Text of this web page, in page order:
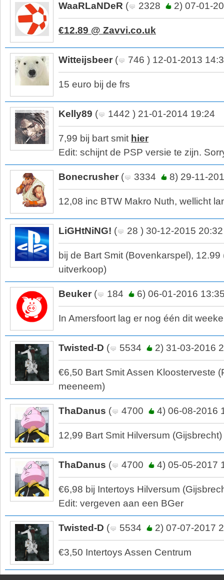
WaaRLaNDeR ( 2328 2) 07-01-
€12.89 @ Zavvi.co.uk
Witteijsbeer ( 746 ) 12-01-2013
15 euro bij de frs
Kelly89 ( 1442 ) 21-01-2014 19:24
7,99 bij bart smit hier
Edit: schijnt de PSP versie te zijn.
Bonecrusher ( 3334 8) 29-11-
12,08 inc BTW Makro Nuth, wellicht
LiGHtNiNG! ( 28 ) 30-12-2015 20:32
bij de Bart Smit (Bovenkarspel), 12.99
uitverkoop)
Beuker ( 184 6) 06-01-2016
In Amersfoort lag er nog één dit
Twisted-D ( 5534 2) 31-03-2016
€6,50 Bart Smit Assen Kloosterveste
meeneem)
ThaDanus ( 4700 4) 06-08-2016
12,99 Bart Smit Hilversum (Gijsbrecht)
ThaDanus ( 4700 4) 05-05-2017
€6,98 bij Intertoys Hilversum
Edit: vergeven aan een BGer
Twisted-D ( 5534 2) 07-07-2017
€3,50 Intertoys Assen Centrum